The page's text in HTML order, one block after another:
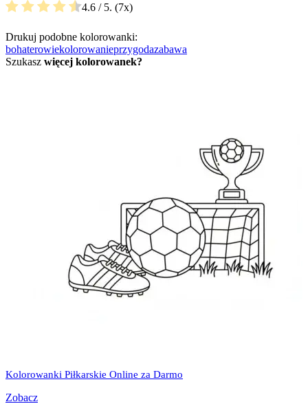
4.6 / 5. 7
Drukuj podobne kolorowanki:
bohaterowiekolorowanieprzygodazabawa
Szukasz więcej kolorowanek?
Kolorowanki Piłkarskie Online za Darmo
Zobacz